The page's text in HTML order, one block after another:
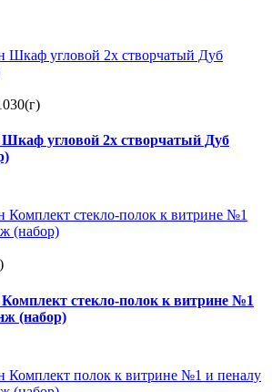
угловой 2х створчатый Дуб
стекло-полок к витрине №1
(набор)